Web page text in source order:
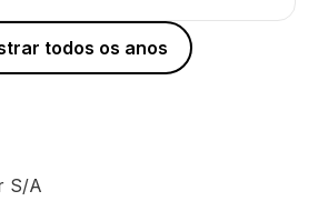
todos os anos
S/A